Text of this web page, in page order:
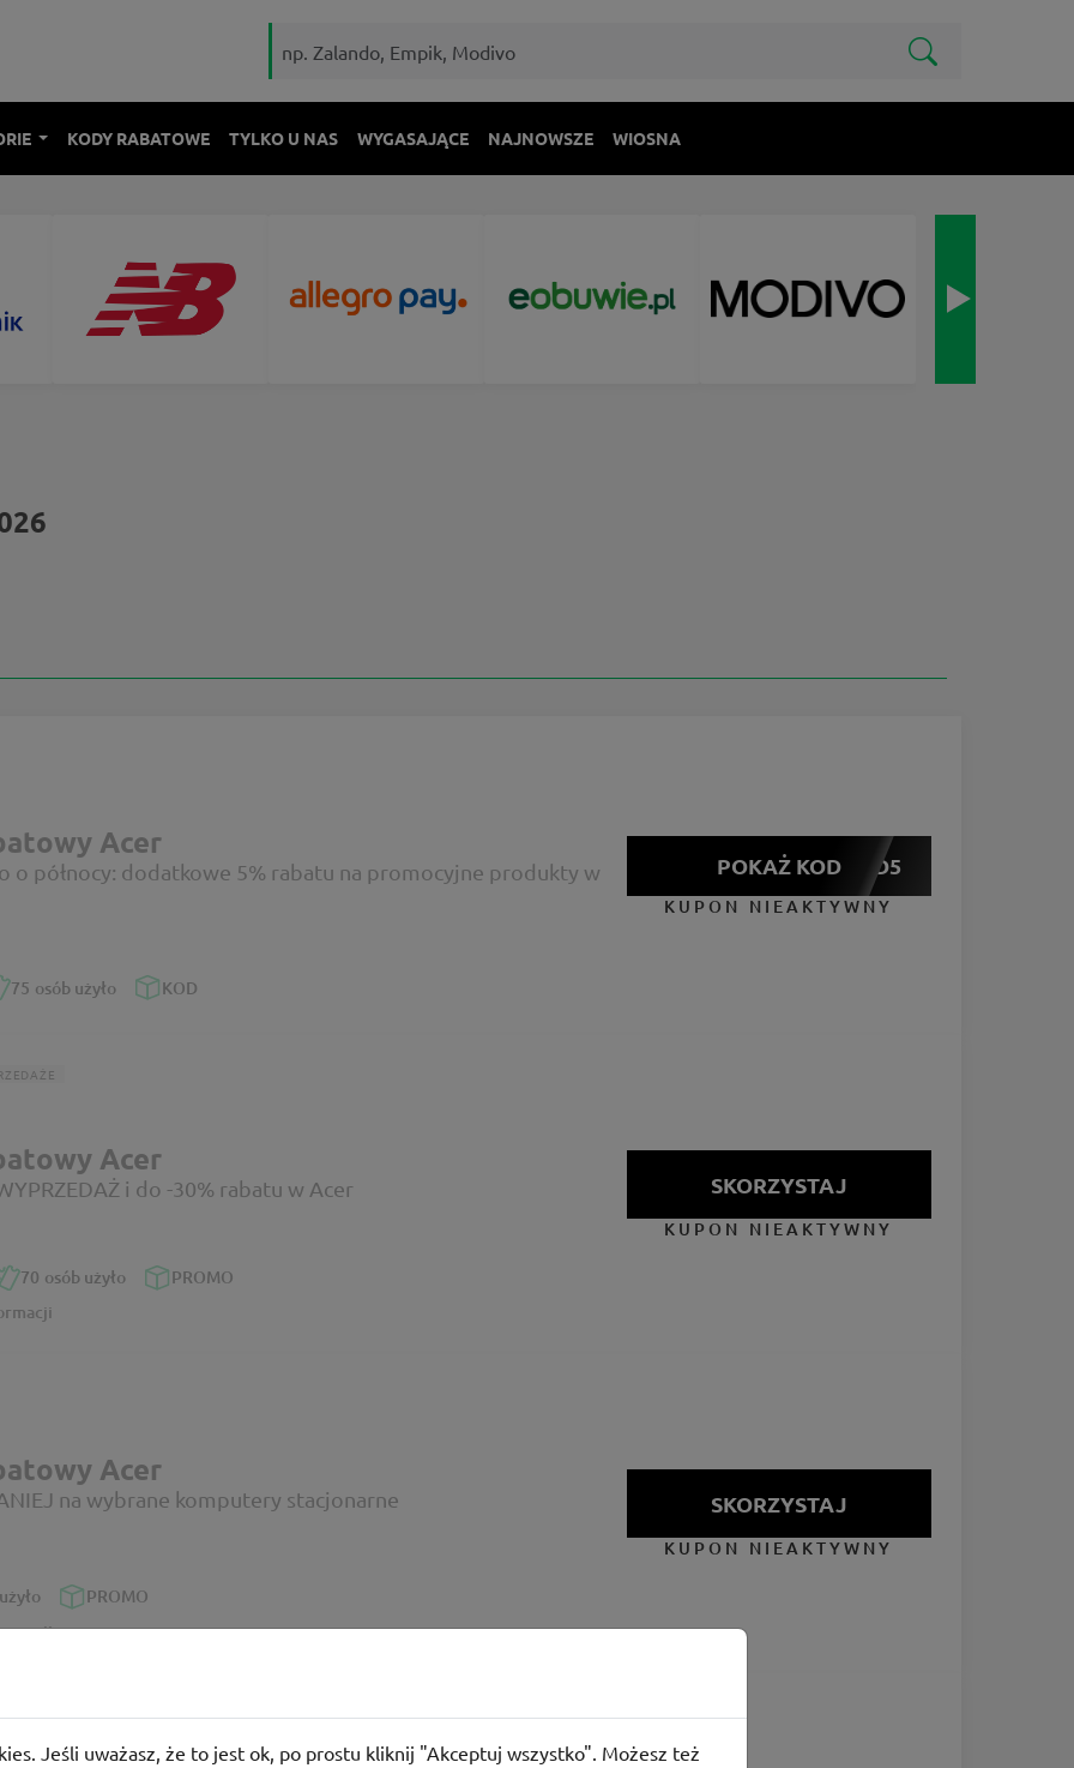
KODY RABATOWE TYLKO U NAS WYGASAJĄCE NAJNOWSZE WIOSNA
Acer
o północy: dodatkowe 5% rabatu na promocyjne produkty w
75 osób użyło KOD
POKAŻ KODMAD5
KUPON NIEAKTYWNY
Acer
i do -30% rabatu w Acer
70 osób użyło
PROMO
SKORZYSTAJ
KUPON NIEAKTYWNY
Acer
na wybrane komputery stacjonarne
PROMO
SKORZYSTAJ
KUPON NIEAKTYWNY
Jeśli uważasz, że to jest ok, po prostu kliknij "Akceptuj wszystko". Możesz też